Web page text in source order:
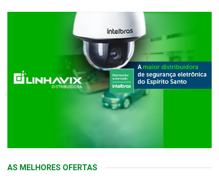
AS MELHORES OFERTAS